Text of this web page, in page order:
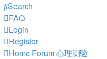
Search
FAQ
Login
Register
Home Forum心理测验